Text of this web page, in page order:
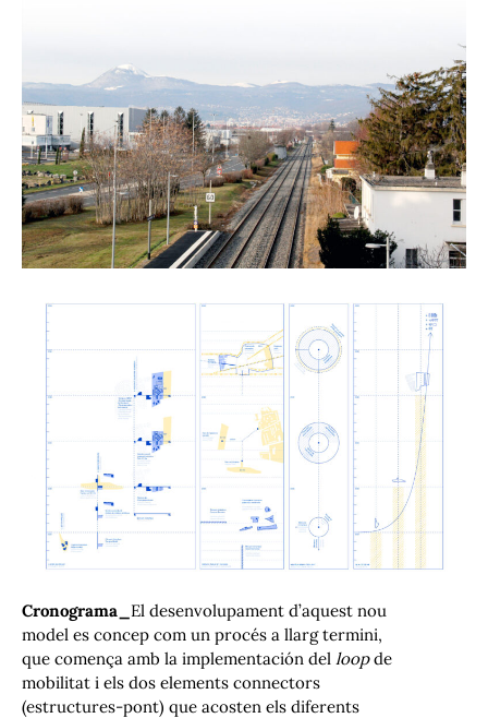
Cronograma_ El desenvolupament d’aquest nou
model es concep com un procés a llarg termini,
que comença amb la implementación del loopde
mobilitat i els dos elements connectors
(estructures-pont) que acosten els diferents